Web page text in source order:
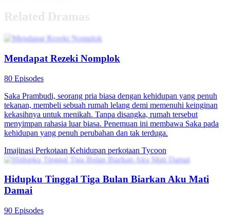
Related Dramas
Mendapat Rezeki Nomplok
80 Episodes
Saka Prambudi, seorang pria biasa dengan kehidupan yang penuh
tekanan, membeli sebuah rumah lelang demi memenuhi keinginan
kekasihnya untuk menikah. Tanpa disangka, rumah tersebut
menyimpan rahasia luar biasa. Penemuan ini membawa Saka pada
kehidupan yang penuh perubahan dan tak terduga.
Imajinasi Perkotaan Kehidupan perkotaan Tycoon
Hidupku Tinggal Tiga Bulan Biarkan Aku Mati
Damai
90 Episodes